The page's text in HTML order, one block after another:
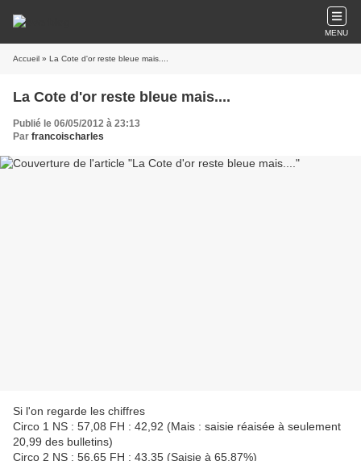
MENU
Accueil » La Cote d'or reste bleue mais....
La Cote d'or reste bleue mais....
Publié le 06/05/2012 à 23:13
Par francoischarles
Si l'on regarde les chiffres
Circo 1 NS : 57,08 FH : 42,92 (Mais : saisie réaisée à seulement
20,99 des bulletins)
Circo 2 NS : 56,65 FH : 43,35 (Saisie à 65,87%)